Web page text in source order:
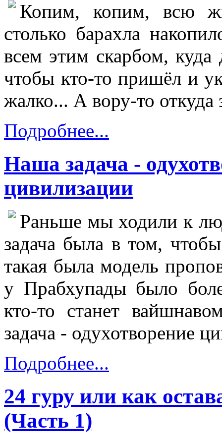
Копим, копим, всю
столько барахла
всем этим скарбом, куда
чтобы кто-то пришёл и
жалко... А вору-то откуда
Подробнее...
Наша задача -
цивилизации
Раньше мы ходили к
задача была в том,
такая была модель
у Прабхупады было
кто-то станет
задача - одухотворение
Подробнее...
24 гуру или как
(Часть 1)